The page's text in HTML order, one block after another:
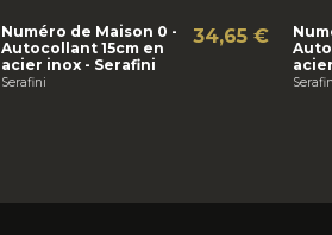
Numéro de Maison 0 -
Autocollant 15cm en
acier inox - Serafini
Serafini
34,65 €